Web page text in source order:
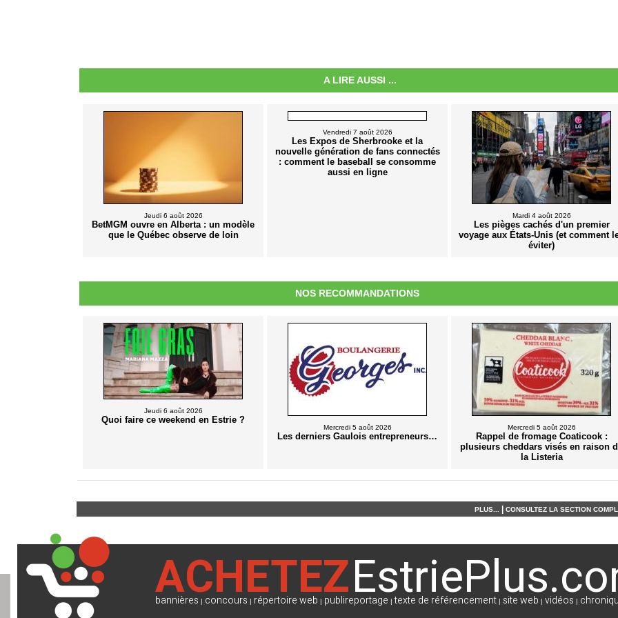
A LIRE AUSSI ...
Jeudi 6 août 2026
BetMGM ouvre en Alberta : un modèle
que le Québec observe de loin
Vendredi 7 août 2026
Les Expos de Sherbrooke et la
nouvelle génération de fans connectés
: comment le baseball se consomme
aussi en ligne
Mardi 4 août 2026
Les pièges cachés d'un premier
voyage aux États-Unis (et comment
éviter)
NOS RECOMMANDATIONS
Jeudi 6 août 2026
Quoi faire ce weekend en Estrie ?
Mercredi 5 août 2026
Les derniers Gaulois entrepreneurs…
Mercredi 5 août 2026
Rappel de fromage Coaticook :
plusieurs cheddars visés en raison
la Listeria
PLUS... CONSULTEZ LA SECTION
ACHETEZ
bannières | concours | répertoire web | publireportage |texte de référencement| site web | vidéos |